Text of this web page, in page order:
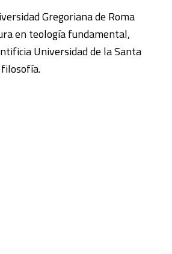
Gregoriana de Roma
en teología fundamental,
Universidad de la Santa